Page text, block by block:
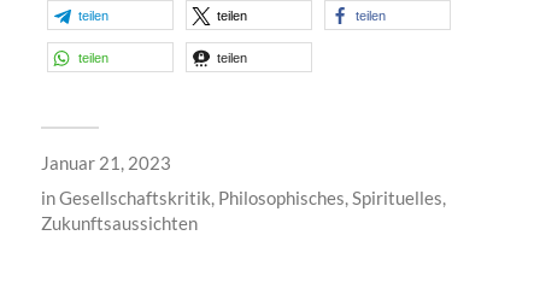
teilen teilen teilen
teilen teilen
Januar 21, 2023
inGesellschaftskritik, Philosophisches,Spirituelles,
Zukunftsaussichten